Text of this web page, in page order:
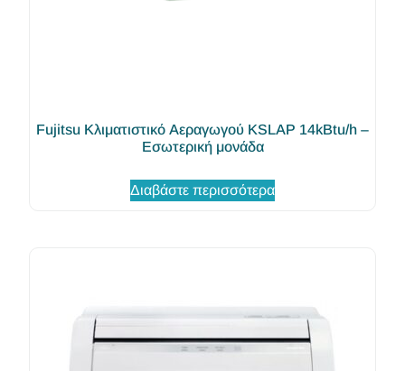
Fujitsu Κλιματιστικό Αεραγωγού KSLAP 14kBtu/h –
Εσωτερική μονάδα
Διαβάστε περισσότερα